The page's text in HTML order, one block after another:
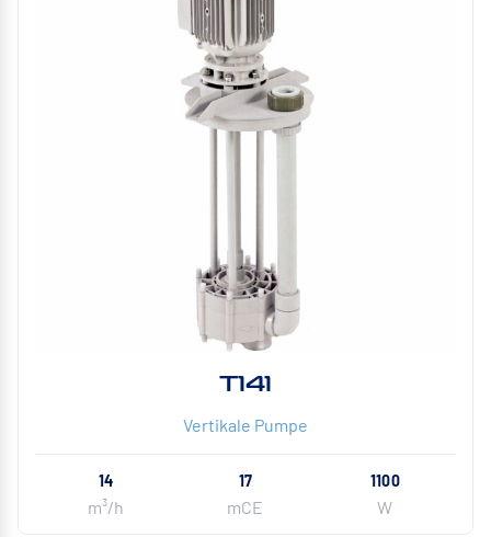
T141
Vertikale Pumpe
14
m³/h
17
mCE
1100
W